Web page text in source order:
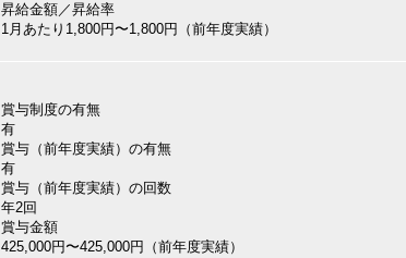
昇給金額／昇給率
1月あたり1,800円〜1,800円（前年度実績）
賞与制度の有無
有
賞与（前年度実績）の有無
有
賞与（前年度実績）の回数
年2回
賞与金額
425,000円〜425,000円（前年度実績）